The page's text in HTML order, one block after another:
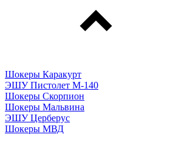
Шокеры Каракурт
ЭШУ Пистолет М-140
Шокеры Скорпион
Шокеры Мальвина
ЭШУ Церберус
Шокеры МВД